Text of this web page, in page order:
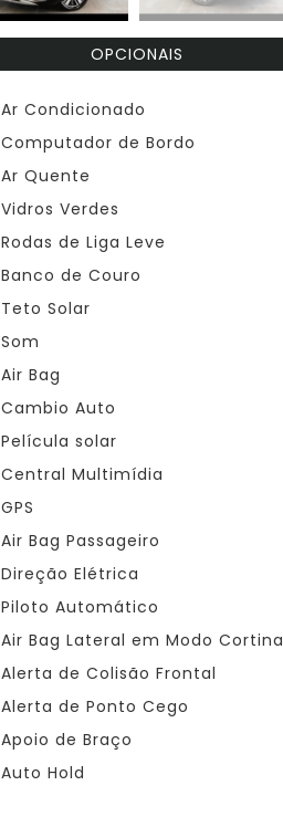
OPCIONAIS
Ar Condicionado
Computador de Bordo
Ar Quente
Vidros Verdes
Rodas de Liga Leve
Banco de Couro
Teto Solar
Som
Air Bag
Cambio Auto
Película solar
Central Multimídia
GPS
Air Bag Passageiro
Direção Elétrica
Piloto Automático
Air Bag Lateral em Modo Cortina
Alerta de Colisão Frontal
Alerta de Ponto Cego
Apoio de Braço
Auto Hold